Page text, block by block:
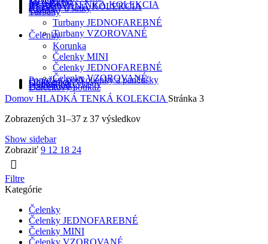
MUŠELÍN
HLADKÁ TENKÁ KOLEKCIA
REBROVANÁ KOLEKCIA
Klobúky a šatky
Čiapky
Turbany
Turbany JEDNOFAREBNÉ
Turbany VZOROVANÉ
Čelenky
Korunka
Čelenky MINI
Čelenky JEDNOFAREBNÉ
Čelenky VZOROVANÉ
Ponožky, podkolienky a pančušky
Oblečenie
Doplnky do vlasov
Podbradníky
Darčekový poukaz
Domov HLADKÁ TENKÁ KOLEKCIA Stránka 3
Zobrazených 31–37 z 37 výsledkov
Show sidebar
Zobraziť 9 12 18 24
Filtre
Kategórie
Čelenky
Čelenky JEDNOFAREBNÉ
Čelenky MINI
Čelenky VZOROVANÉ